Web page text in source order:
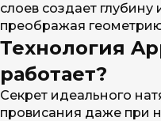
слоев создает
преображая
Технология
работает?
Секрет идеального
провисания даже при